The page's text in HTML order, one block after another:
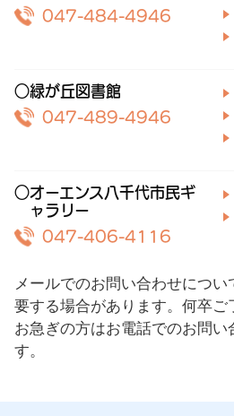
047-484-4946
○緑が丘図書館
047-489-4946
○オーエンス八千代市民ギ
ャラリー
047-406-4116
メールでのお問い合わせにつ
要する場合があります。何卒ご
お急ぎの方はお電話でのお問い
す。